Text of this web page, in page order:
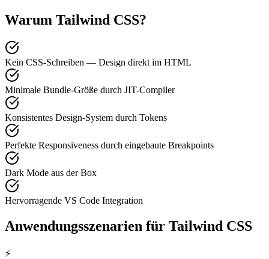
Warum Tailwind CSS?
Kein CSS-Schreiben — Design direkt im HTML
Minimale Bundle-Größe durch JIT-Compiler
Konsistentes Design-System durch Tokens
Perfekte Responsiveness durch eingebaute Breakpoints
Dark Mode aus der Box
Hervorragende VS Code Integration
Anwendungsszenarien für Tailwind CSS
⚡